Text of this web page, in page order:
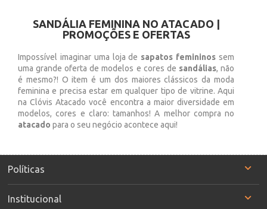
SANDÁLIA FEMININA NO ATACADO |
PROMOÇÕES E OFERTAS
Impossível imaginar uma loja de sapatos femininos sem
uma grande oferta de modelos e cores de sandálias, não
é mesmo?! O item é um dos maiores clássicos da moda
feminina e precisa estar em qualquer tipo de vitrine. Aqui
na Clóvis Atacado você encontra a maior diversidade em
modelos, cores e claro: tamanhos! A melhor compra no
atacado para o seu negócio acontece aqui!
Políticas
Institucional